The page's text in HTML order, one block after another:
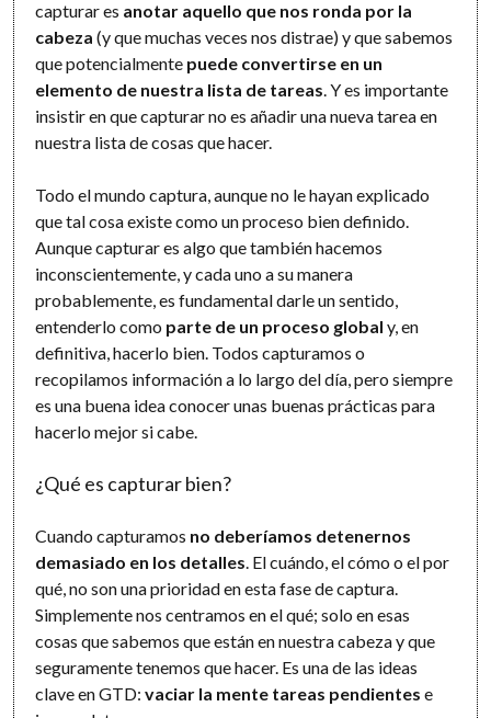
capturar es anotar aquello que nos ronda por la
cabeza (y que muchas veces nos distrae) y que sabemos
que potencialmente puede convertirse en un
elemento de nuestra lista de tareas . Y es importante
insistir en que capturar no es añadir una nueva tarea en
nuestra lista de cosas que hacer.
Todo el mundo captura, aunque no le hayan explicado
que tal cosa existe como un proceso bien definido.
Aunque capturar es algo que también hacemos
inconscientemente, y cada uno a su manera
probablemente, es fundamental darle un sentido,
entenderlo como parte de un proceso global y, en
definitiva, hacerlo bien. Todos capturamos o
recopilamos información a lo largo del día, pero siempre
es una buena idea conocer unas buenas prácticas para
hacerlo mejor si cabe.
¿Qué es capturar bien?
Cuando capturamos no deberíamos detenernos
demasiado en los detalles . El cuándo, el cómo o el por
qué, no son una prioridad en esta fase de captura.
Simplemente nos centramos en el qué; solo en esas
cosas que sabemos que están en nuestra cabeza y que
seguramente tenemos que hacer. Es una de las ideas
clave en GTD:vaciar la mente tareas pendientes e